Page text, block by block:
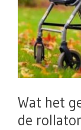
Wat het
de rollator